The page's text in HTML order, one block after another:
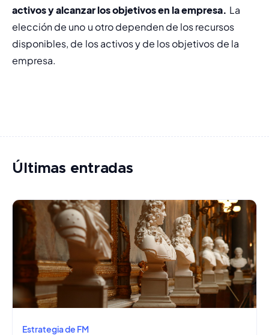
activos y alcanzar los objetivos en la empresa. La
elección de uno u otro dependen de los recursos
disponibles, de los activos y de los objetivos de la
empresa.
Últimas entradas
Estrategia de FM